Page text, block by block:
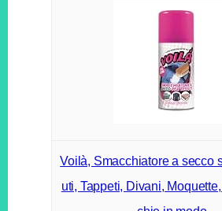
Voilà, Smacchiatore a secco
uti, Tappeti, Divani,